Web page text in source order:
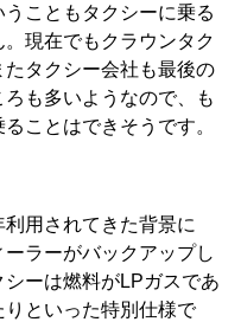
こともタクシーに乗る
現在でもクラウンタク
タクシー会社も最後の
も多いようなので、も
ことはできそうです。
用されてきた背景に
ラーがバックアップし
ーは燃料がLPガスであ
といった特別仕様で